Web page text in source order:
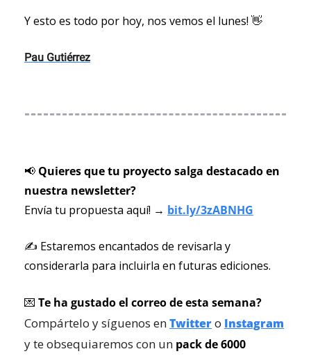
Y esto es todo por hoy, nos vemos el lunes! 👋
Pau Gutiérrez
📢 Quieres que tu proyecto salga destacado en
nuestra newsletter?
Envía tu propuesta aquí! → bit.ly/3zABNHG
✍️ Estaremos encantados de revisarla y
considerarla para incluirla en futuras ediciones.
💌 Te ha gustado el correo de esta semana?
Compártelo y síguenos en Twitter o Instagram
y te obsequiaremos con un pack de 6000